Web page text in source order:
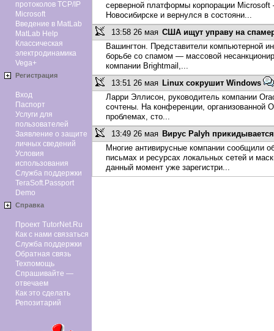
протоколов TCP/IP
Microsoft
Введение в MatLab
MatLab Help
Классическая
электродинамика
Vega+
Регистрация
Вход
Паспорт
Услуги для
пользователей
Заявление о защите
личных сведений
Условия
использования
Служба поддержки
TeraSoft.Passport
Demo
Справка
Проект TutorNet.Ru
Как с нами связаться
Служба поддержки
Обратная связь
Техпомощь
Спрашивайте —
отвечаем
Как это сделать
Репозитарий
серверной платформы корпорации
Новосибирске и вернулся в состояни...
13:58 26 мая США ищут управу на
Вашингтон. Представители компьютерной
борьбе со спамом — массовой
компании Brightmail,...
13:51 26 мая Linux сокрушит Windows
Ларри Эллисон, руководитель компании
сочтены. На конференции, организованной
проблемах, сто...
13:49 26 мая Вирус Palyh
Многие антивирусные компании сообщили
письмах и ресурсах локальных сетей и
данный момент уже зарегистри...